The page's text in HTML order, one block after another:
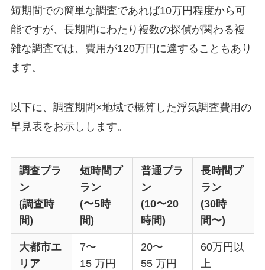
短期間での簡単な調査であれば10万円程度から可
能ですが、長期間にわたり複数の探偵が関わる複
雑な調査では、費用が120万円に達することもあり
ます。
以下に、調査期間×地域で概算した浮気調査費用の
早見表をお示しします。
調査プラ
ン
(調査時
間)
短時間プ
ラン
(〜5時
間)
普通プラ
ン
(10〜20
時間)
長時間プ
ラン
(30時
間〜)
大都市エ
リア
7〜
15 万円
20〜
55 万円
60万円以
上